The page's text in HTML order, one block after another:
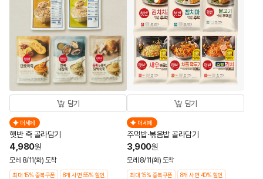
담기
더세페
햇반 죽 골라담기
4,980원
모레 8/11(화) 도착
최대 15% 중복쿠폰 8개 사면 55% 할인
담기
더세페
주먹밥·볶음밥 골라담기
3,900원
모레 8/11(화) 도착
최대 15% 중복쿠폰 8개 사면 40% 할인